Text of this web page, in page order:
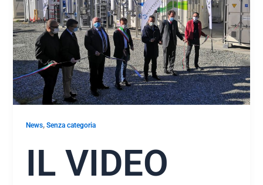
News,Senza categoria
IL VIDEO